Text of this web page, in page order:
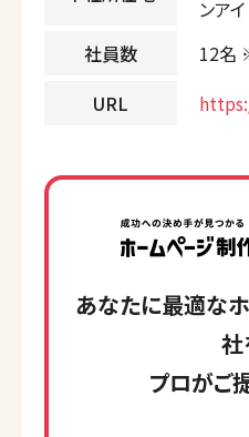
ンア
社員数
12名
URL
あなたに最適な
社
プロがご